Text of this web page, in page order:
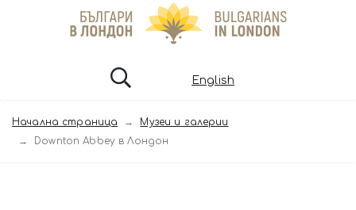
English
Начална страница
Музеи и галерии
Downton Abbey в Лондон